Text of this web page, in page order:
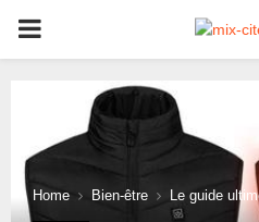
PRIMARY
Home Bien-être Le guide